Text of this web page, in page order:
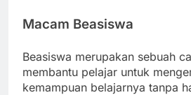
Macam Beasiswa
Beasiswa merupakan sebuah
membantu pelajar untuk
kemampuan belajarnya tanpa